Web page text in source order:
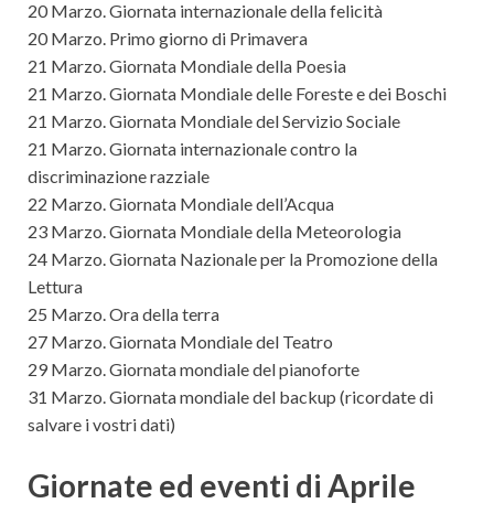
20 Marzo. Giornata internazionale della felicità
20 Marzo. Primo giorno di Primavera
21 Marzo. Giornata Mondiale della Poesia
21 Marzo. Giornata Mondiale delle Foreste e dei Boschi
21 Marzo. Giornata Mondiale del Servizio Sociale
21 Marzo. Giornata internazionale contro la
discriminazione razziale
22 Marzo. Giornata Mondiale dell’Acqua
23 Marzo. Giornata Mondiale della Meteorologia
24 Marzo. Giornata Nazionale per la Promozione della
Lettura
25 Marzo. Ora della terra
27 Marzo. Giornata Mondiale del Teatro
29 Marzo. Giornata mondiale del pianoforte
31 Marzo. Giornata mondiale del backup (ricordate di
salvare i vostri dati)
Giornate ed eventi di Aprile